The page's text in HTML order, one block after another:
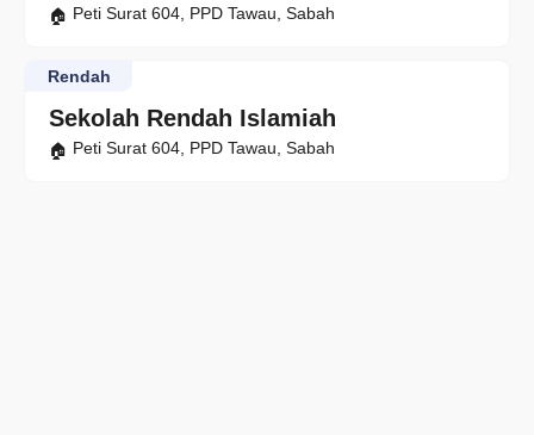
Peti Surat 604, PPD Tawau, Sabah
Sekolah Rendah Islamiah
Rendah
Peti Surat 604, PPD Tawau, Sabah